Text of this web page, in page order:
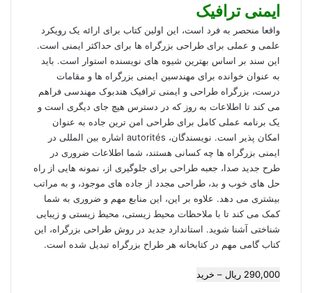
ایمنی ترافیک
واقعا منحصر به فرد است، این اولین کتاب برای ارائه یک رویکرد
علمی و عملی برای طراحی بزرگراه ها برای حداکثر ایمنی است.
این سند بر اساس بهترین شیوه های نویسنده استوار است. باید
به عنوان خوانده برای مهندسین ایمنی بزرگراه ها و مقامات
درست، بزرگراه طراحی و ایمنی ترافیک هندبوک مهندسی فراهم
می کند تا اطلاعات به روز که در دسترس هیچ جای دیگری است و
یک برنامه عملی کامل برای طراحی امن ترین جاده به عنوان
امکان پذیر است. نویسندگان، autorités اشاره بین المللی در
ایمنی بزرگراه ها چه کسانی هستند، شما اطلاعات ضروری در
طرح جدید صدا، جعبه طراحی برای جلوگیری از، نمونه هایی از راه
حل های خوب و بد، طراحی مجدد از جاده های موجود، و به مراتب
بیشتری می دهد. علاوه بر این، این منابع مهم و ضروری به شما
کمک می کند تا با ملاحظات محیط زیستی، محیط زیستی و زیبایی
شناختی آشنا شوید. استاندارد جدید در روش طراحی بزرگراه، این
کتاب گامی مهم در کتابخانه هر طراح بزرگراه تبدیل شده است.
290,000 ریال – خرید